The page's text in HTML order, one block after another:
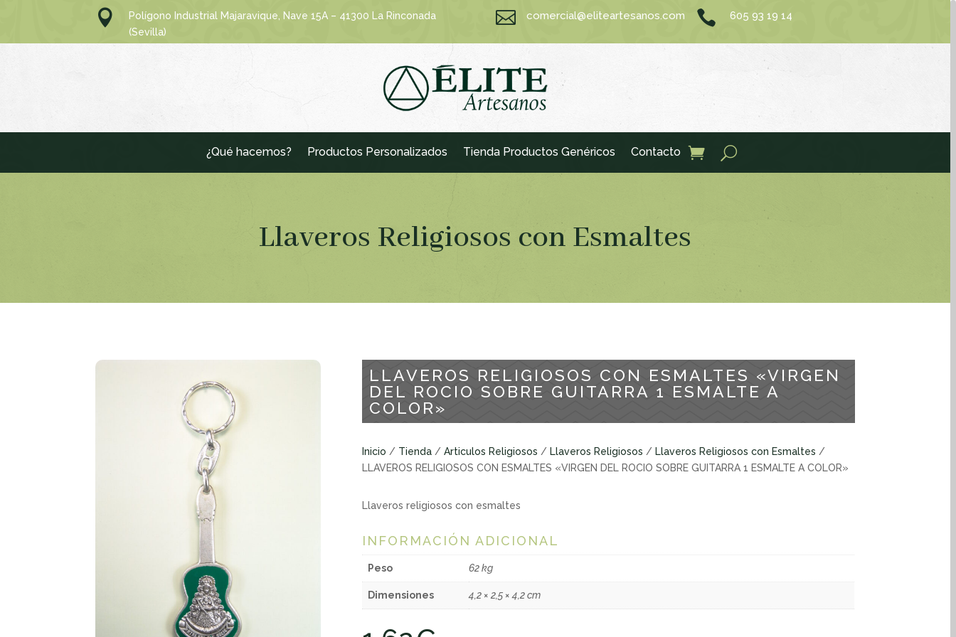

Polígono Industrial Majaravique, Nave 15A – 41300 La Rinconada
(Sevilla)
 comercial@eliteartesanos.com  605 93 19 14
¿Qué hacemos? Productos Personalizados Tienda Productos Genéricos Contacto
Llaveros Religiosos con Esmaltes
LLAVEROS RELIGIOSOS CON ESMALTES «VIRGEN
DEL ROCIO SOBRE GUITARRA 1 ESMALTE A
COLOR»
Inicio / Tienda /Articulos Religiosos / Llaveros Religiosos / Llaveros Religiosos con Esmaltes /
LLAVEROS RELIGIOSOS CON ESMALTES «VIRGEN DEL ROCIO SOBRE GUITARRA 1 ESMALTE A COLOR»
Llaveros religiosos con esmaltes
INFORMACIÓN ADICIONAL
Peso 62 kg
Dimensiones 4,2 × 2,5 × 4,2 cm